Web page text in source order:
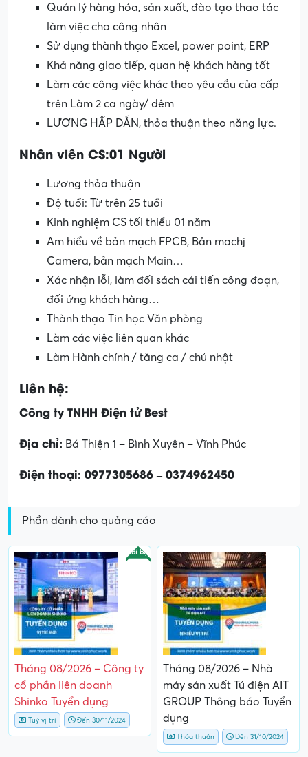
Quản lý hàng hóa, sản xuất, đào tạo thao tác
làm việc cho công nhân
Sử dụng thành thạo Excel, power point, ERP
Khả năng giao tiếp, quan hệ khách hàng tốt
Làm các công việc khác theo yêu cầu của cấp
trên Làm 2 ca ngày/ đêm
LƯƠNG HẤP DẪN, thỏa thuận theo năng lực.
Nhân viên CS:01 Người
Lương thỏa thuận
Độ tuổi: Từ trên 25 tuổi
Kinh nghiệm CS tối thiểu 01 năm
Am hiểu về bản mạch FPCB, Bản machj
Camera, bản mạch Main…
Xác nhận lỗi, làm đối sách cải tiến công đoạn,
đối ứng khách hàng…
Thành thạo Tin học Văn phòng
Làm các việc liên quan khác
Làm Hành chính / tăng ca / chủ nhật
Liên hệ:
Công ty TNHH Điện tử Best
Địa chỉ: Bá Thiện 1 – Bình Xuyên – Vĩnh Phúc
Điện thoại: 0977305686 – 0374962450
Phần dành cho quảng cáo
Nổi bật
Tháng 08/2026 – Công ty
cổ phần liên doanh
Shinko Tuyển dụng
Tuỳ vị trí Đến 30/11/2024
Tháng 08/2026 – Nhà
máy sản xuất Tủ điện AIT
GROUP Thông báo Tuyển
dụng
Thỏa thuận Đến 31/10/2024